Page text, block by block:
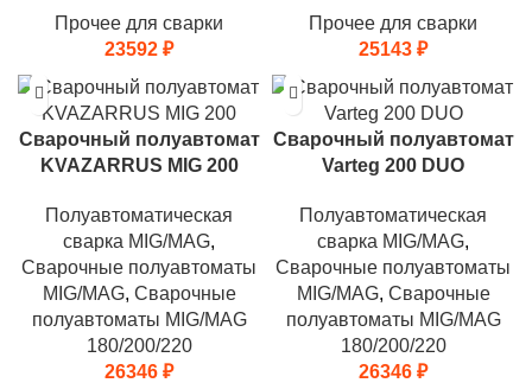
Прочее для сварки
23592 ₽
Прочее для сварки
25143 ₽
Сварочный полуавтомат
KVAZARRUS MIG 200
Полуавтоматическая
сварка MIG/MAG,
Сварочные полуавтоматы
MIG/MAG, Сварочные
полуавтоматы MIG/MAG
180/200/220
26346 ₽
Сварочный полуавтомат
Varteg 200 DUO
Полуавтоматическая
сварка MIG/MAG,
Сварочные полуавтоматы
MIG/MAG, Сварочные
полуавтоматы MIG/MAG
180/200/220
26346 ₽